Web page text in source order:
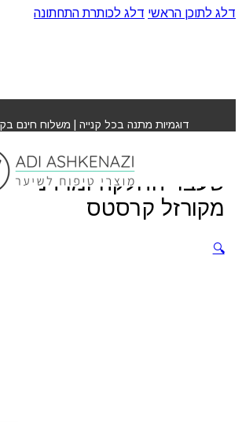
דלג לתוכן הראשי דלג לכותרת התחתונה
דוגמיות מתנה בכל קנייה | משלוח חינם
ומרדני מקורזל קרסטס
מסכה מסקרטין לשיער
שעבר החלקה ומרדני
מקורזל קרסטס
🔍